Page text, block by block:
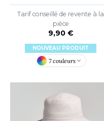
GEN
SEGURIDAD
Tarif conseillé de revente à la
pièce
9,90 €
NOUVEAU PRODUIT
7 couleurs